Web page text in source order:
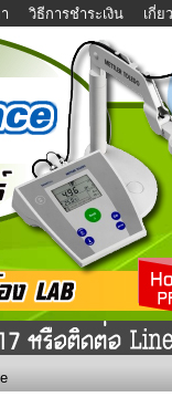
วิธีการชำระเงิน เกี่ย